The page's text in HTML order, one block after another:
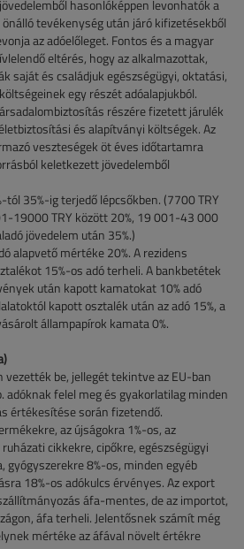
hasonlóképpen levonhatók a
tevékenység után járó kifizetésekből
az adóelőleget. Fontos és a magyar
eltérés, hogy az alkalmazottak,
saját és családjuk egészségügyi, oktatási,
egy részét adóalapjukból.
részére fizetett járulék
és alapítványi költségek. Az
veszteségek öt éves időtartamra
keletkezett jövedelemből
tól 35%-ig terjedő lépcsőkben. (7700 TRY
19000 TRY között 20%, 19 001-43 000
jövedelem után 35%.)
alapvető mértéke 20%. A rezidens
15%-os adó terheli. A bankbetétek
után kapott kamatokat 10% adó
kapott osztalék után az adó 15%, a
állampapírok kamata 0%.
be, jellegét tekintve az EU-ban
adóknak felel meg és gyakorlatilag minden
értékesítése során fizetendő.
az újságokra 1%-os, az
cikkekre, cipőkre, egészségügyi
8%-os, minden egyéb
18%-os adókulcs érvényes. Az export
áfa-mentes, de az importot,
áfa terheli. Jelentősnek számít még
mértéke az áfával növelt értékre